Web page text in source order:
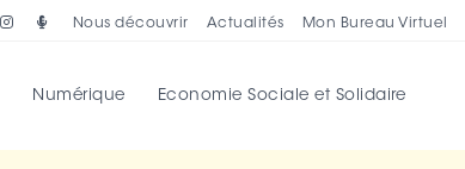
Nous découvrir Actualités Mon Bureau Virtuel
Numérique Economie Sociale et Solidaire